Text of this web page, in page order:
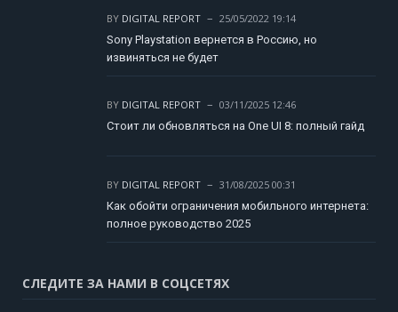
BY DIGITAL REPORT
25/05/2022 19:14
Sony Playstation вернется в Россию, но
извиняться не будет
BY DIGITAL REPORT
03/11/2025 12:46
Стоит ли обновляться на One UI 8: полный гайд
BY DIGITAL REPORT
31/08/2025 00:31
Как обойти ограничения мобильного интернета:
полное руководство 2025
СЛЕДИТЕ ЗА НАМИ В СОЦСЕТЯХ